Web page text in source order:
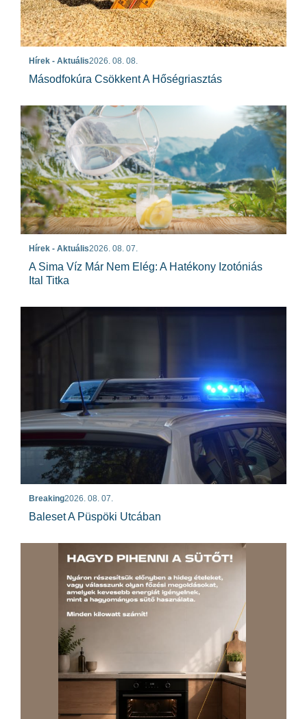
Hírek - Aktuális2026. 08. 08.
Másodfokúra Csökkent A Hőségriasztás
Hírek - Aktuális2026. 08. 07.
A Sima Víz Már Nem Elég: A Hatékony Izotóniás
Ital Titka
Breaking2026. 08. 07.
Baleset A Püspöki Utcában